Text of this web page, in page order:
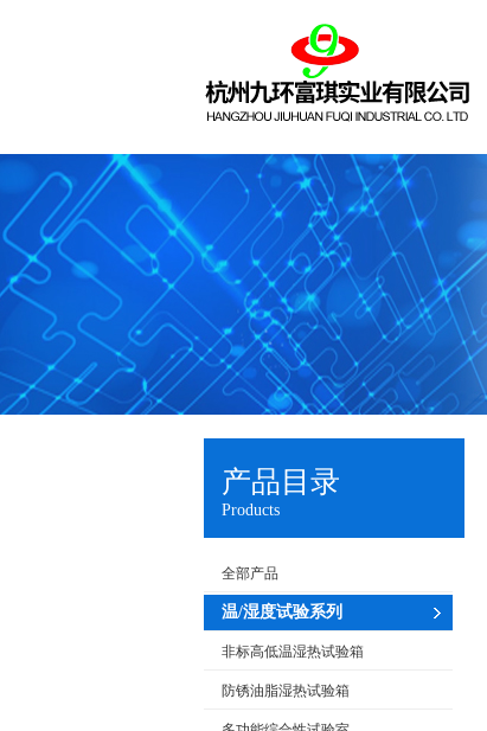
产品目录
Products
全部产品
温/湿度试验系列
非标高低温湿热试验箱
防锈油脂湿热试验箱